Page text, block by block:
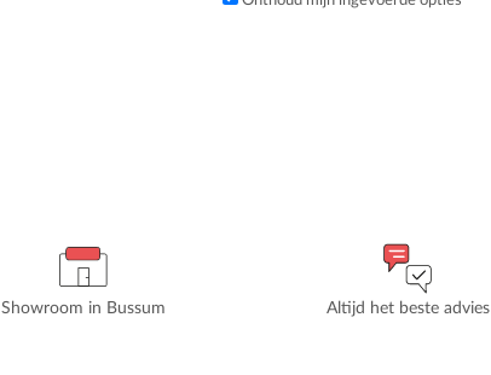
Showroom in Bussum Altijd het beste advies